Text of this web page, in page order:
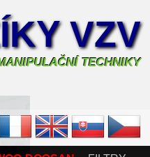
VZV
TECHNIKY